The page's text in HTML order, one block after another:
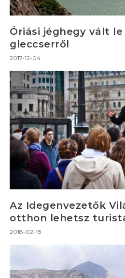
Óriási jéghegy vált
gleccserről
2017-12-04
Az Idegenvezetők
otthon lehetsz
2018-02-18